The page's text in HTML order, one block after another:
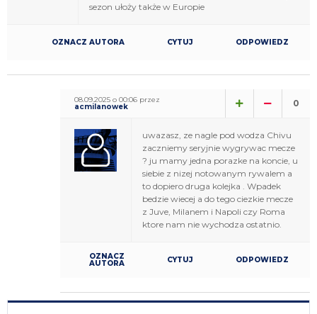
sezon ułoży także w Europie
OZNACZ AUTORA CYTUJ ODPOWIEDZ
08.09.2025 o 00:06 przez
acmilanowek 0
uwazasz, ze nagle pod wodza Chivu
zaczniemy seryjnie wygrywac mecze
? ju mamy jedna porazke na koncie, u
siebie z nizej notowanym rywalem a
to dopiero druga kolejka . Wpadek
bedzie wiecej a do tego ciezkie mecze
z Juve, Milanem i Napoli czy Roma
ktore nam nie wychodza ostatnio.
OZNACZ
AUTORA CYTUJ ODPOWIEDZ